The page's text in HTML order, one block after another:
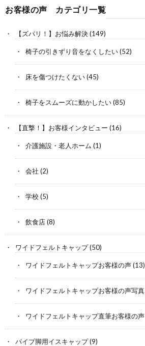
お客様の声 カテゴリ一覧
【ズバリ！】お悩み解決(149)
椅子の引きずり音をなくしたい(52)
床を傷つけたくない(45)
椅子をスムーズに動かしたい(85)
【直撃！】お客様インタビュー (16)
介護施設・老人ホーム (1)
会社 (2)
学校 (5)
飲食店(8)
ワイドフェルトキャップ(50)
ワイドフェルトキャップお客様の声(13)
ワイドフェルトキャップお客様の声写真
ワイドフェルトキャップ直筆お客様の声
パイプ脚用イスキャップ(9)